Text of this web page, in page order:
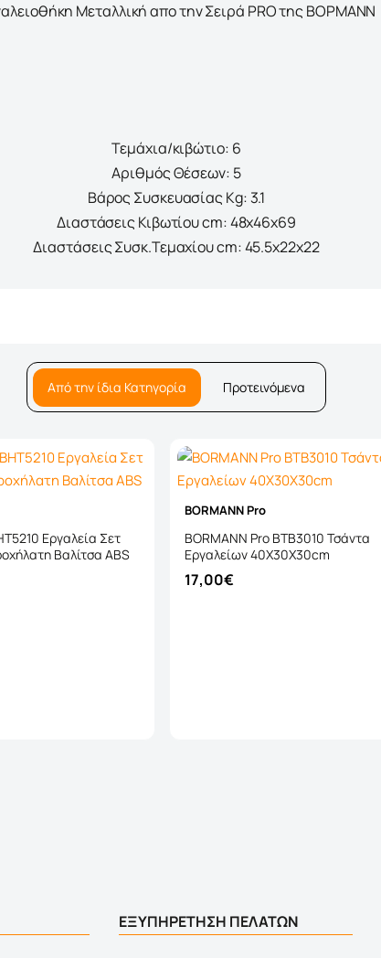
Μεταλλική απο την Σειρά PRO της ΒΟΡΜΑΝΝ
Τεμάχια/κιβώτιο: 6
Αριθμός Θέσεων: 5
Βάρος Συσκευασίας Kg: 3.1
Διαστάσεις Κιβωτίου cm: 48x46x69
Διαστάσεις Συσκ.Τεμαχίου cm: 45.5x22x22
Από την ίδια Κατηγορία Προτεινόμενα
Εργαλεία Σετ
Βαλίτσα ABS
BORMANN Pro
BORMANN Pro BTB3010 Τσάντα
Εργαλείων 40X30X30cm
17,00€
ΕΞΥΠΗΡΕΤΗΣΗ ΠΕΛΑΤΩΝ